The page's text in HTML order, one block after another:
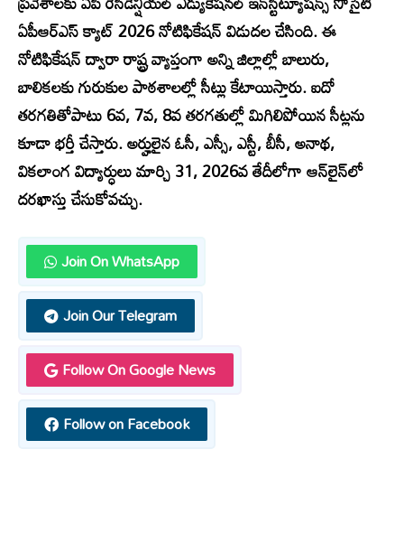
ఏపీఆర్‌ఎస్‌ క్యాట్‌ 2026 నోటిఫికేషన్‌ విడుదల చేసింది. ఈ
నోటిఫికేషన్‌ ద్వారా రాష్ట్ర వ్యాప్తంగా అన్ని జిల్లాల్లో బాలురు,
బాలికలకు గురుకుల పాఠశాలల్లో సీట్లు కేటాయిస్తారు. ఐదో
తరగతితోపాటు 6వ, 7వ, 8వ తరగతుల్లో మిగిలిపోయిన సీట్లను
కూడా భర్తీ చేస్తారు. అర్హులైన ఓసీ, ఎస్సీ, ఎస్టీ, బీసీ, అనాథ,
వికలాంగ విద్యార్ధులు మార్చి 31, 2026వ తేదీలోగా ఆన్‌లైన్‌లో
దరఖాస్తు చేసుకోవచ్చు.
Join On WhatsApp
Join Our Telegram
Follow On Google News
Follow on Facebook